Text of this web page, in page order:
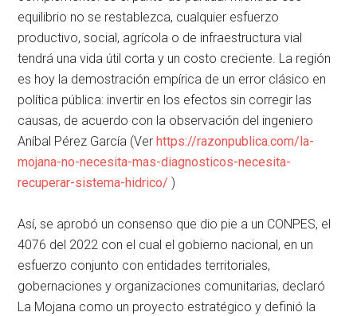
equilibrio no se restablezca, cualquier esfuerzo
productivo, social, agrícola o de infraestructura vial
tendrá una vida útil corta y un costo creciente. La región
es hoy la demostración empírica de un error clásico en
política pública: invertir en los efectos sin corregir las
causas, de acuerdo con la observación del ingeniero
Aníbal Pérez García (Ver https://razonpublica.com/la-
mojana-no-necesita-mas-diagnosticos-necesita-
recuperar-sistema-hidrico/ )
Así, se aprobó un consenso que dio pie a un CONPES, el
4076 del 2022 con el cual el gobierno nacional, en un
esfuerzo conjunto con entidades territoriales,
gobernaciones y organizaciones comunitarias, declaró
La Mojana como un proyecto estratégico y definió la